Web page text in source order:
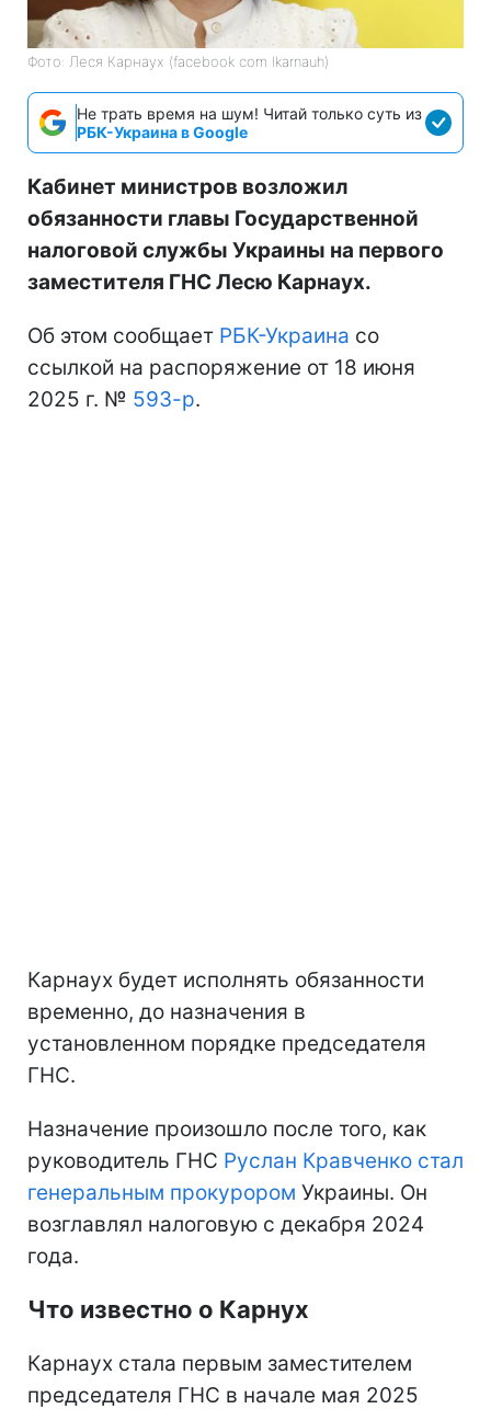
Фото: Леся Карнаух (facebook com lkarnauh)
Не трать время на шум! Читай только суть из
РБК-Украина в Google
Кабинет министров возложил
обязанности главы Государственной
налоговой службы Украины на первого
заместителя ГНС Лесю Карнаух.
Об этом сообщает РБК-Украина со
ссылкой на распоряжение от 18 июня
2025 г. № 593-р.
Карнаух будет исполнять обязанности
временно, до назначения в
установленном порядке председателя
ГНС.
Назначение произошло после того, как
руководитель ГНС Руслан Кравченко стал
генеральным прокурором Украины. Он
возглавлял налоговую с декабря 2024
года.
Что известно о Карнух
Карнаух стала первым заместителем
председателя ГНС в начале мая 2025